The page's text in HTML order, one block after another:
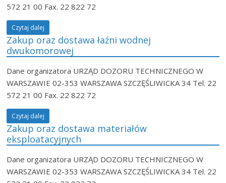
572 21 00 Fax. 22 822 72
Czytaj dalej
Zakup oraz dostawa łaźni wodnej
dwukomorowej
Dane organizatora URZĄD DOZORU TECHNICZNEGO W
WARSZAWIE 02-353 WARSZAWA SZCZĘŚLIWICKA 34 Tel. 22
572 21 00 Fax. 22 822 72
Czytaj dalej
Zakup oraz dostawa materiałów
eksploatacyjnych
Dane organizatora URZĄD DOZORU TECHNICZNEGO W
WARSZAWIE 02-353 WARSZAWA SZCZĘŚLIWICKA 34 Tel. 22